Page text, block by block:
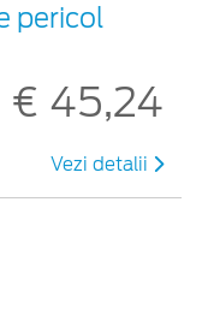
pericol
€ 45,24
Vezi detalii